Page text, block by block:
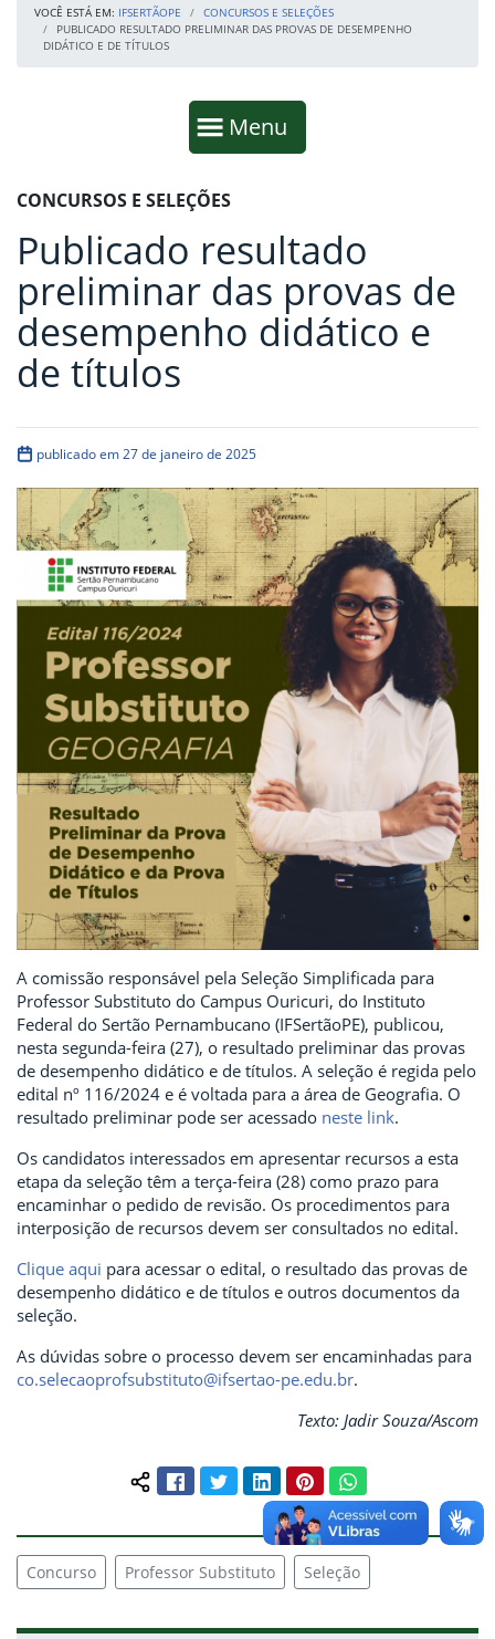
VOCÊ ESTÁ EM: IFSERTÃOPE
CONCURSOS E SELEÇÕES
PUBLICADO RESULTADO PRELIMINAR DAS PROVAS DE DESEMPENHO
DIDÁTICO E DE TÍTULOS
Mostrar
Menu
Fim da navegação
Início do conteúdo
CONCURSOS E SELEÇÕES
Publicado resultado
preliminar das provas de
desempenho didático e
de títulos
publicado em 27 de janeiro de 2025
A comissão responsável pela Seleção Simplificada para
Professor Substituto do Campus Ouricuri, do Instituto
Federal do Sertão Pernambucano (IFSertãoPE), publicou,
nesta segunda-feira (27), o resultado preliminar das provas
de desempenho didático e de títulos. A seleção é regida pelo
edital nº 116/2024 e é voltada para a área de Geografia. O
resultado preliminar pode ser acessado neste link.
Os candidatos interessados em apresentar recursos a esta
etapa da seleção têm a terça-feira (28) como prazo para
encaminhar o pedido de revisão. Os procedimentos para
interposição de recursos devem ser consultados no edital.
Clique aqui para acessar o edital, o resultado das provas de
desempenho didático e de títulos e outros documentos da
seleção.
As dúvidas sobre o processo devem ser encaminhadas para
co.selecaoprofsubstituto@ifsertao-pe.edu.br.
Texto: Jadir Souza/Ascom
Compartilhar conteúdo:
FacebookTwitterLinkedInPinterestWhatsApp
Concurso Professor Substituto Seleção